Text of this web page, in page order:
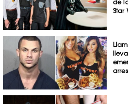
de
Star